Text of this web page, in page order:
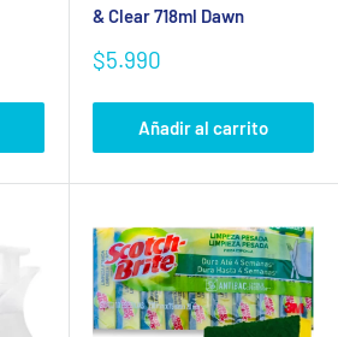
& Clear 718ml Dawn
Precio
venta
$5.990
Añadir al carrito